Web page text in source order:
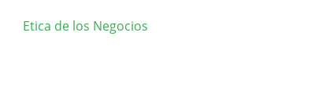
Etica de los Negocios